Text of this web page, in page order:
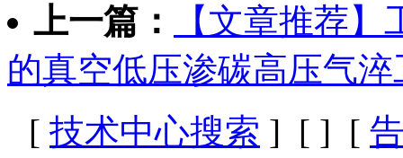
上一篇：
【文章推荐
的真空低压渗碳高压气淬
[ 技术中心搜索 ] [ ] [